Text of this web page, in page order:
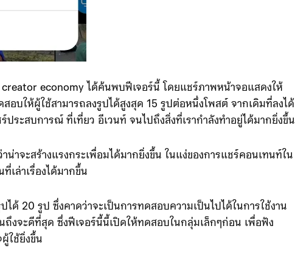
economy ได้ค้นพบฟีเจอร์นี้ โดยแชร์ภาพหน้าจอแสดงให้
อบให้ผู้ใช้สามารถลงรูปได้สูงสุด 15 รูปต่อหนึ่งโพสต์ จากเดิมที่ลงได้
ประสบการณ์ ที่เที่ยว อีเวนท์ จนไปถึงสิ่งที่เรากำลังทำอยู่ได้มากยิ่งขึ้น
น่าจะสร้างแรงกระเพื่อมได้มากยิ่งขึ้น ในแง่ของการแชร์คอนเทนท์ใน
เล่าเรื่องได้มากขึ้น
ด้ 20 รูป ซึ่งคาดว่าจะเป็นการทดสอบความเป็นไปได้ในการใช้งาน
งจะดีที่สุด ซึ่งฟีเจอร์นี้นี้เปิดให้ทดสอบในกลุ่มเล็กๆก่อน เพื่อฟัง
ใช้ยิ่งขึ้น